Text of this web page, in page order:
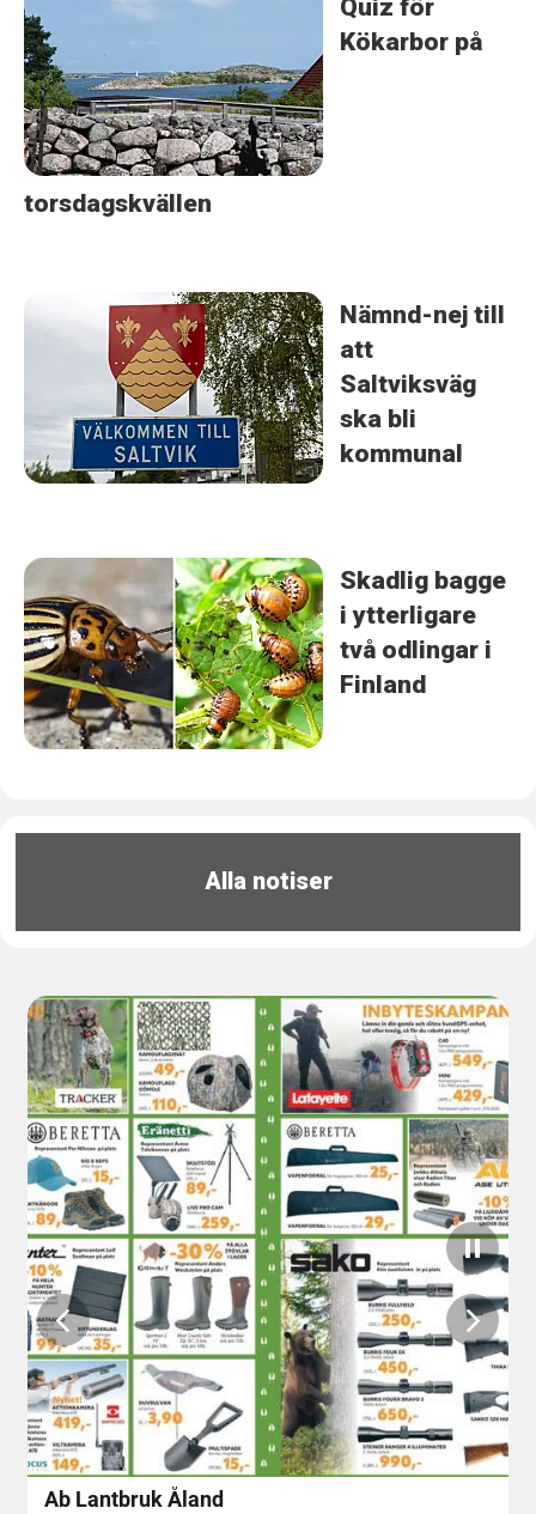
Quiz för
Kökarbor på
torsdagskvällen
Nämnd-nej till
att
Saltviksväg
ska bli
kommunal
Skadlig bagge
i ytterligare
två odlingar i
Finland
Alla notiser